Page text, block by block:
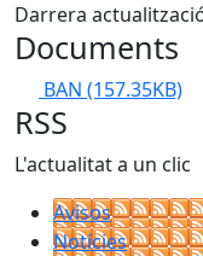
Darrera
Documents
BAN (157.35KB)
RSS
L'actualitat a un clic
Avisos
Notícies